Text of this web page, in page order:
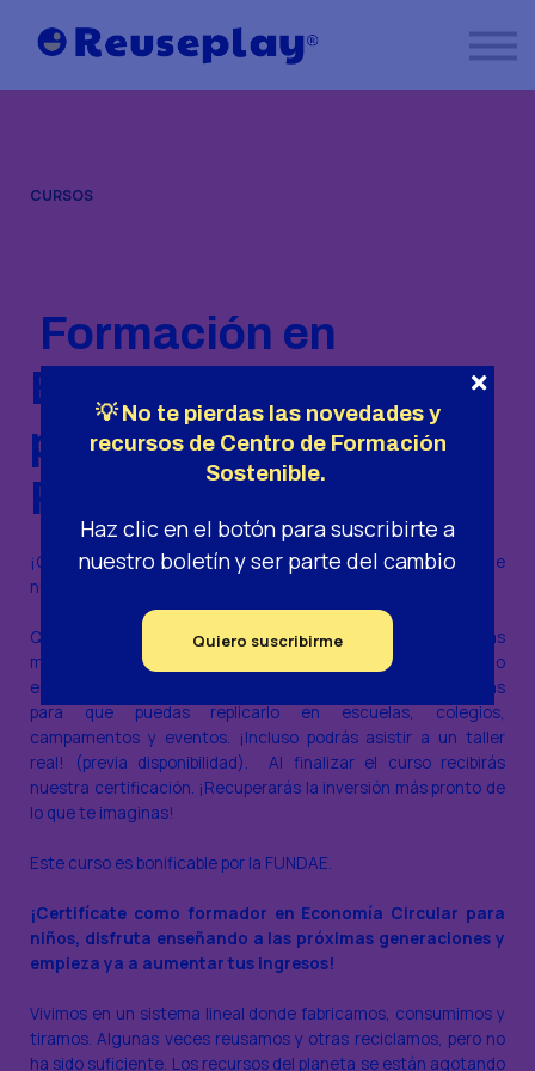
Formación certificada en Reuseplay
Contacto
CURSOS
Formación en
Economía Circular
para niños con
Reuseplay
¡Cerca de 8000 niños entre 3 y 12 años han disfrutado de
nuestros talleres de economía circular!
Queremos que aprendas nuestro Know-How. Conocerás
materiales, programa, guiones, estrategias para introducirlo
en el mercado local y todo el entrenamiento que necesitas
para que puedas replicarlo en escuelas, colegios,
campamentos y eventos. ¡Incluso podrás asistir a un taller
real! (previa disponibilidad). Al finalizar el curso recibirás
nuestra certificación. ¡Recuperarás la inversión más pronto de
lo que te imaginas!
Este curso es bonificable por la FUNDAE.
¡Certifícate como formador en Economía Circular para
niños, disfruta enseñando a las próximas generaciones y
empieza ya a aumentar tus ingresos!
Vivimos en un sistema lineal donde fabricamos, consumimos y
tiramos. Algunas veces reusamos y otras reciclamos, pero no
ha sido suficiente. Los recursos del planeta se están agotando
💡 No te pierdas las novedades y
recursos de Centro de Formación
Sostenible.
Haz clic en el botón para suscribirte a
nuestro boletín y ser parte del cambio
Quiero suscribirme